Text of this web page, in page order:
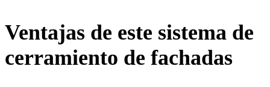
Ventajas de este sistema de
cerramiento de fachadas